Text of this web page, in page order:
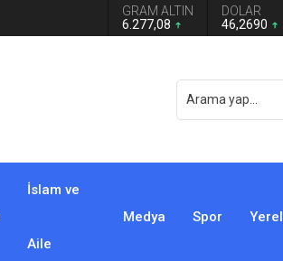
GRAM ALTIN
6.277,08
DOLAR
46,2690
İslam ve
Aile
Medya Spor Yerel